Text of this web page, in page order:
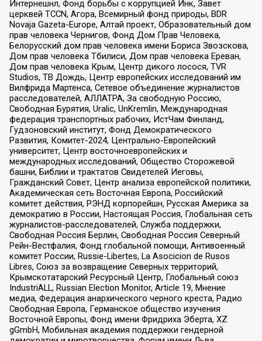
Интернешнл, Фонд борьбы с коррупцией Инк, Завет
церквей TCCN, Агора, Всемирный фонд природы, BDR
Novaja Gazeta-Europe, Алтай проект, Образовательный дом
прав человека Чернигов, Фонд Дом Прав Человека,
Белорусский дом прав человека имени Бориса Звозскова,
Дом прав человека Тбилиси, Дом прав человека Ереван,
Дом прав человека Крым, Центр дикого лосося, TVR
Studios, ТВ Дождь, Центр европейских исследований им
Вилфрида Мартенса, Сетевое объединение журналистов
расследователей, АЛЛАТРА, За свободную Россию,
Свободная Бурятия, Uralic, UnKremlin, Международная
федерация транспортных рабочих, ИстЧам Финланд,
Гудзоновский институт, Фонд Демократического
Развития, Комитет-2024, Центрально-Европейский
университет, Центр восточноевропейских и
международных исследований, Общество Сторожевой
башни, Библии и трактатов Свидетелей Иеговы,
Гражданский Совет, Центр анализа европейской политики,
Академическая сеть Восточная Европа, Российский
комитет действия, РЭНД корпорейшн, Русская Америка за
демократию в России, Настоящая Россия, Глобальная сеть
журналистов-расследователей, Служба поддержки,
Свободная Россия Берлин, Свободная Россия Северный
Рейн-Вестфалия, Фонд глобальной помощи, Антивоенный
комитет России, Russie-Libertes, La Asocicion de Rusos
Libres, Союз за возвращение Северных территорий,
Крымскотатарский Ресурсный Центр, Глобальный союз
IndustriALL, Russian Election Monitor, Article 19, Мнение
медиа, Федерация анархического черного креста, Радио
Свободная Европа, Германское общество изучения
Восточной Европы, Фонд имени Фридриха Эберта, XZ
gGmbH, Мобильная академия поддержки гендерной